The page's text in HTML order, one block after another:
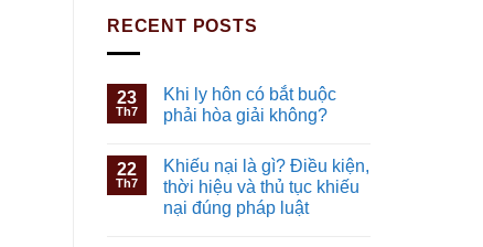
RECENT POSTS
23
Th7
Khi ly hôn có bắt buộc
phải hòa giải không?
22
Th7
Khiếu nại là gì? Điều kiện,
thời hiệu và thủ tục khiếu
nại đúng pháp luật